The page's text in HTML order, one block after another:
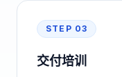
STEP 03
交付培训